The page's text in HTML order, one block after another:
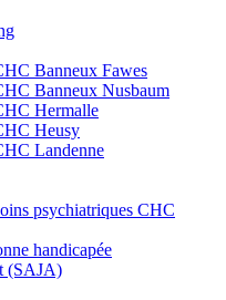
Banneux Fawes
Banneux Nusbaum
Hermalle
Heusy
Landenne
psychiatriques CHC
handicapée
(SAJA)